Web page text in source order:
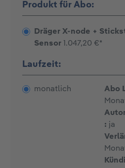
Produkt für Abo:
Dräger X-node +
Sensor
1.047,20 €*
Laufzeit:
monatlich Abo
: ja